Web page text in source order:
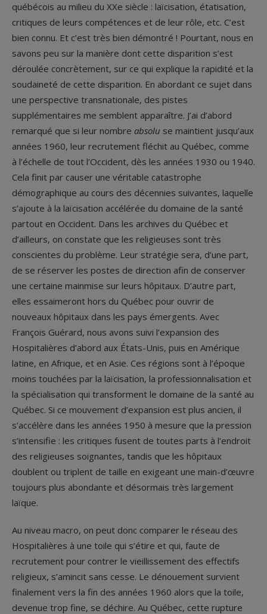
québécois au milieu du XXe siècle : laïcisation, étatisation,
critiques de leurs compétences et de leur rôle, etc. C’est
bien connu. Et c’est très bien démontré ! Pourtant, nous en
savons peu sur la manière dont cette disparition s’est
déroulée concrètement, sur ce qui explique la rapidité et la
soudaineté de cette disparition. En abordant ce sujet dans
une perspective transnationale, des pistes
supplémentaires me semblent apparaître. J’ai d’abord
remarqué que si leur nombre absolu se maintient jusqu’aux
années 1960, leur recrutement fléchit au Québec, comme
à l’échelle de tout l’Occident, dès les années 1930 ou 1940.
Cela finit par causer une véritable catastrophe
démographique au cours des décennies suivantes, laquelle
s’ajoute à la laïcisation accélérée du domaine de la santé
partout en Occident. Dans les archives du Québec et
d’ailleurs, on constate que les religieuses sont très
conscientes du problème. Leur stratégie sera, d’une part,
de se réserver les postes de direction afin de conserver
une certaine mainmise sur leurs hôpitaux. D’autre part,
elles essaimeront hors du Québec pour ouvrir de
nouveaux hôpitaux dans les pays émergents. Avec
François Guérard, nous avons suivi l’expansion des
Hospitalières d’abord aux États-Unis, puis en Amérique
latine, en Afrique, et en Asie. Ces régions sont à l’époque
moins touchées par la laïcisation, la professionnalisation et
la spécialisation qui transforment le domaine de la santé au
Québec. Si ce mouvement d’expansion est plus ancien, il
s’accélère dans les années 1950 à mesure que la pression
s’intensifie : les critiques fusent de toutes parts à l’endroit
des religieuses soignantes, tandis que les hôpitaux
doublent ou triplent de taille en exigeant une main-d’œuvre
toujours plus abondante et désormais très largement
laïque.
Au niveau macro, on peut donc comparer le réseau des
Hospitalières à une toile qui s’étire et qui, faute de
recrutement pour contrer le vieillissement des effectifs
religieux, s’amincit sans cesse. Le dénouement survient
finalement vers la fin des années 1960 alors que la toile,
devenue trop fine, se déchire. Au Québec, cette rupture